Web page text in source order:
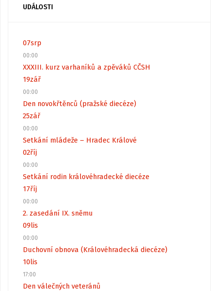
UDÁLOSTI
07srp
00:00
XXXIII. kurz varhaníků a zpěváků CČSH
19zář
00:00
Den novokřtěnců (pražské diecéze)
25zář
00:00
Setkání mládeže – Hradec Králové
02říj
00:00
Setkání rodin královéhradecké diecéze
17říj
00:00
2. zasedání IX. sněmu
09lis
00:00
Duchovní obnova (Královéhradecká diecéze)
10lis
17:00
Den válečných veteránů